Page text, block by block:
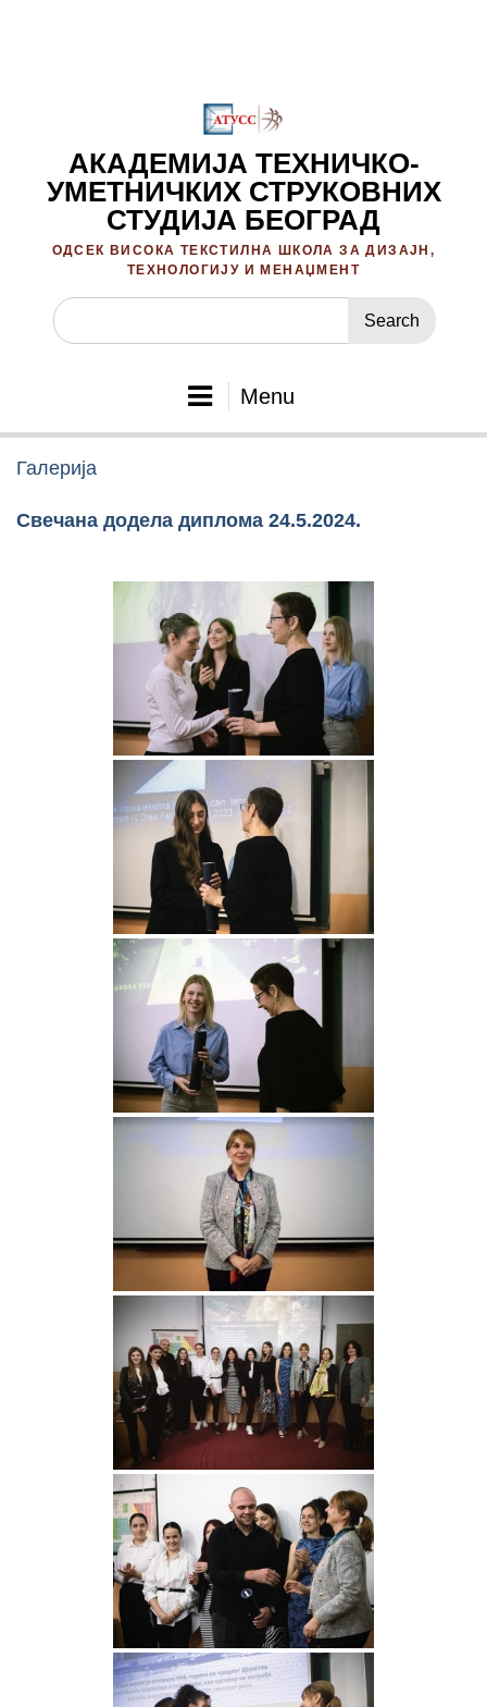
АКАДЕМИЈА ТЕХНИЧКО-
УМЕТНИЧКИХ СТРУКОВНИХ
СТУДИЈА БЕОГРАД
ОДСЕК ВИСОКА ТЕКСТИЛНА ШКОЛА ЗА ДИЗАЈН,
ТЕХНОЛОГИЈУ И МЕНАЏМЕНТ
Search
for:
Menu
Галерија
Свечана додела диплома 24.5.2024.